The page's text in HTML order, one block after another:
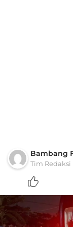
Bambang
Tim Redaksi